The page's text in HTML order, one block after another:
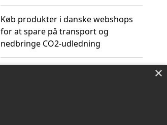
Køb produkter i danske webshops
for at spare på transport og
nedbringe CO2-udledning
×